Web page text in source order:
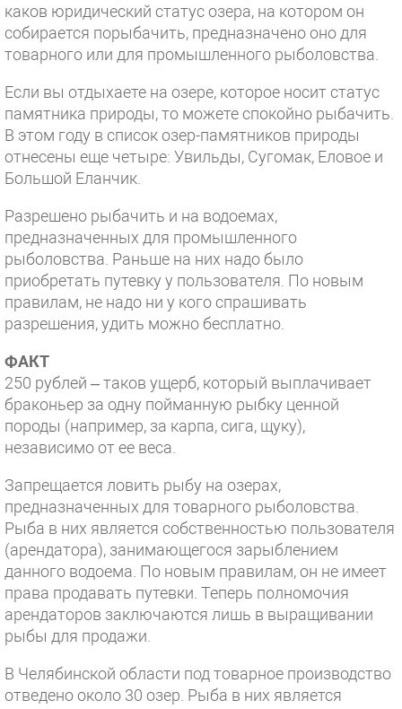
каков юридический статус озера, на котором он
собирается порыбачить, предназначено оно для
товарного или для промышленного рыболовства.
Если вы отдыхаете на озере, которое носит статус
памятника природы, то можете спокойно рыбачить.
В этом году в список озер-памятников природы
отнесены еще четыре: Увильды, Сугомак, Еловое и
Большой Еланчик.
Разрешено рыбачить и на водоемах,
предназначенных для промышленного
рыболовства. Раньше на них надо было
приобретать путевку у пользователя. По новым
правилам, не надо ни у кого спрашивать
разрешения, удить можно бесплатно.
ФАКТ
250 рублей – таков ущерб, который выплачивает
браконьер за одну пойманную рыбку ценной
породы (например, за карпа, сига, щуку),
независимо от ее веса.
Запрещается ловить рыбу на озерах,
предназначенных для товарного рыболовства.
Рыба в них является собственностью пользователя
(арендатора), занимающегося зарыблением
данного водоема. По новым правилам, он не имеет
права продавать путевки. Теперь полномочия
арендаторов заключаются лишь в выращивании
рыбы для продажи.
В Челябинской области под товарное производство
отведено около 30 озер. Рыба в них является